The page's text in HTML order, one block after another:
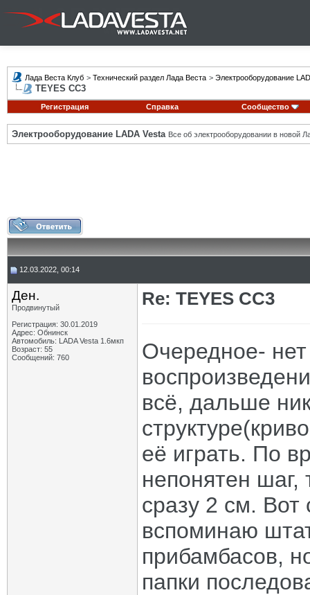
Лада Веста Клуб > Технический раздел Лада Веста > Электрооборудование
TEYES CC3
Регистрация Справка Сообщество
Электрооборудование LADA Vesta Все об электрооборудовании в новой
12.03.2022, 00:14
Ден.
Продвинутый
Регистрация: 30.01.2019
Адрес: Обнинск
Автомобиль: LADA Vesta 1.6мкп
Возраст: 55
Сообщений: 760
Re: TEYES CC3
Очередное- нет
всё, дальше
её играть. По
непонятен шаг,
сразу 2 см. Вот
вспоминаю
прибамбасов,
папки